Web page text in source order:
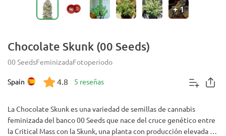
+1
Chocolate Skunk (00 Seeds)
00 SeedsFeminizadaFotoperiodo
Spain 4.8 5 reseñas
La Chocolate Skunk es una variedad de semillas de cannabis
feminizada del banco 00 Seeds que nace del cruce genético entre
la Critical Mass con la Skunk, una planta con producción elevada de